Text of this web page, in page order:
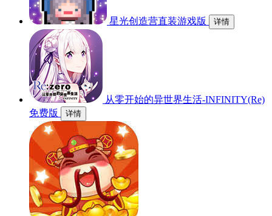
星光创造营直装游戏版 详情
从零开始的异世界生活-INFINITY(Re)
免费版
详情